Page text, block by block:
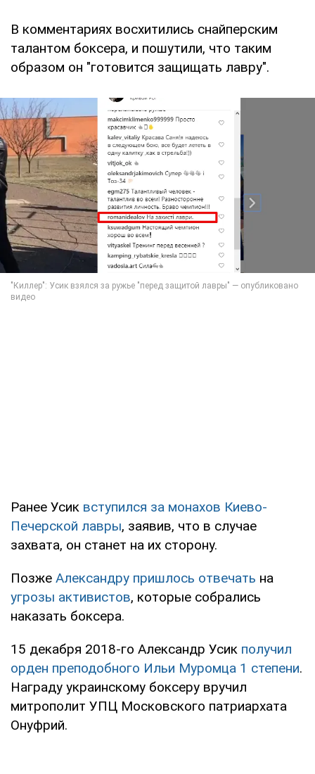
В комментариях восхитились снайперским
талантом боксера, и пошутили, что таким
образом он "готовится защищать лавру".
Ранее Усик вступился за монахов Киево-
Печерской лавры, заявив, что в случае
захвата, он станет на их сторону.
Позже Александру пришлось отвечать на
угрозы активистов, которые собрались
наказать боксера.
15 декабря 2018-го Александр Усик получил
орден преподобного Ильи Муромца 1 степени.
Награду украинскому боксеру вручил
митрополит УПЦ Московского патриархата
Онуфрий.